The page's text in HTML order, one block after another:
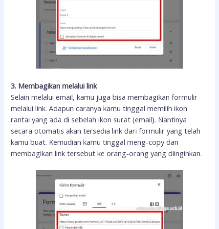
3. Membagikan melalui link
Selain melalui email, kamu juga bisa membagikan formulir
melalui link. Adapun caranya kamu tinggal memilih ikon
rantai yang ada di sebelah ikon surat (email). Nantinya
secara otomatis akan tersedia link dari formulir yang telah
kamu buat. Kemudian kamu tinggal meng-copy dan
membagikan link tersebut ke orang-orang yang diinginkan.